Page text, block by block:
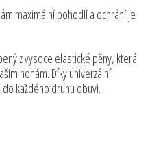
maximální pohodlí a ochrání je
z vysoce elastické pěny, která
nohám. Díky univerzální
každého druhu obuvi.